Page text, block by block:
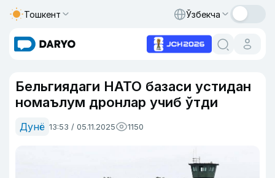
Тошкент Ўзбекча
Бельгиядаги НАТО базаси устидан
номаълум дронлар учиб ўтди
Дунё 13:53 / 05.11.2025 1150